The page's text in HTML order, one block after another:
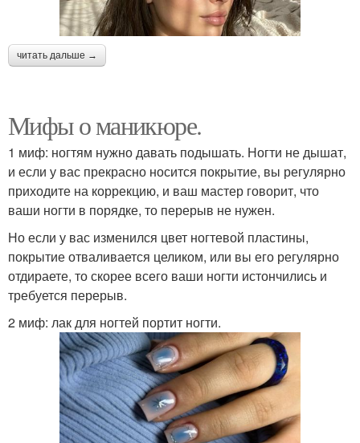
читать дальше →
Мифы о маникюре.
1 миф: ногтям нужно давать подышать. Ногти не дышат,
и если у вас прекрасно носится покрытие, вы регулярно
приходите на коррекцию, и ваш мастер говорит, что
ваши ногти в порядке, то перерыв не нужен.
Но если у вас изменился цвет ногтевой пластины,
покрытие отваливается целиком, или вы его регулярно
отдираете, то скорее всего ваши ногти истончились и
требуется перерыв.
2 миф: лак для ногтей портит ногти.